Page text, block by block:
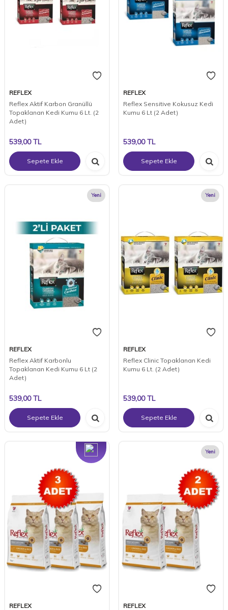
REFLEX
Reflex Aktif Karbon Granüllü
Topaklanan Kedi Kumu 6 Lt. (2
Adet)
539,00TL
Sepete Ekle
REFLEX
Reflex Sensitive Kokusuz Kedi
Kumu 6 Lt (2 Adet)
539,00TL
Sepete Ekle
Yeni
REFLEX
Reflex Aktif Karbonlu
Topaklanan Kedi Kumu 6 Lt (2
Adet)
539,00TL
Sepete Ekle
Yeni
REFLEX
Reflex Clinic Topaklanan Kedi
Kumu 6 Lt. (2 Adet)
539,00TL
Sepete Ekle
Yeni
REFLEX
Yeni
REFLEX